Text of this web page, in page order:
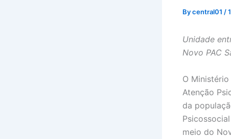
Bycentral01 /
Unidade
Novo PAC
O
Atenção
da
meio do